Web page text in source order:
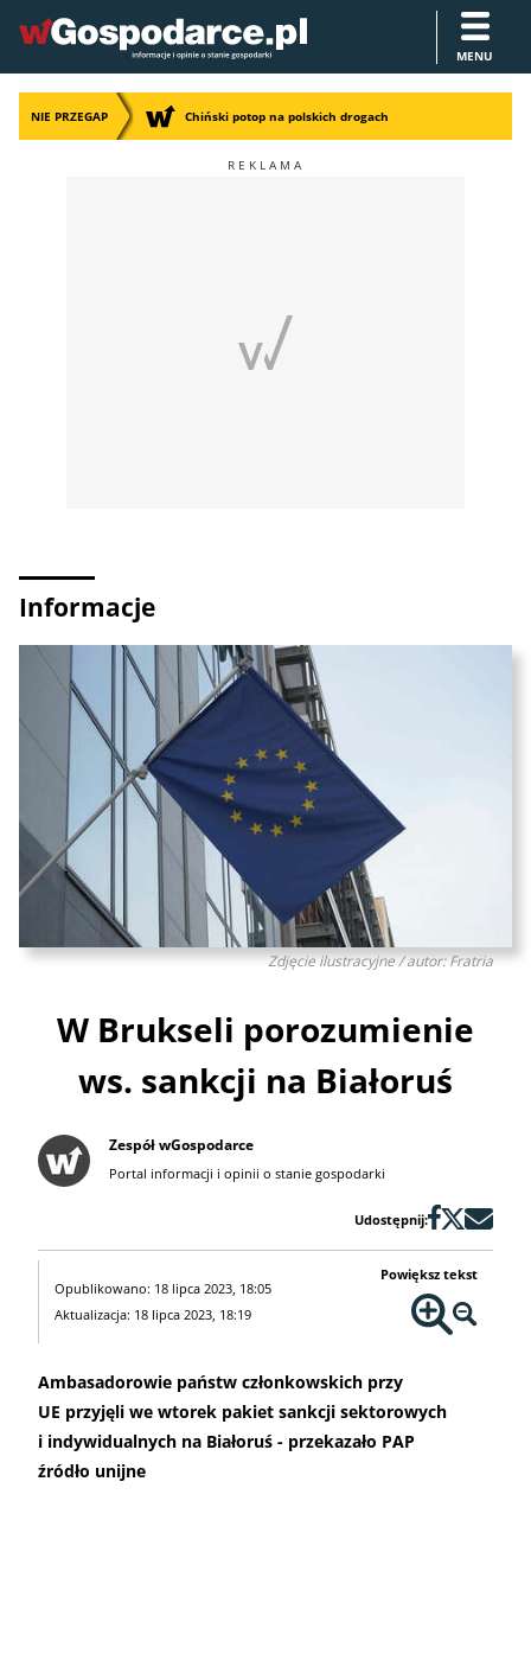
MENU
NIE PRZEGAP Chiński potop na polskich drogach
Informacje
Zdjęcie ilustracyjne / autor: Fratria
W Brukseli porozumienie
ws. sankcji na Białoruś
Zespół wGospodarce
Portal informacji i opinii o stanie gospodarki
Udostępnij:
Opublikowano: 18 lipca 2023, 18:05
Aktualizacja: 18 lipca 2023, 18:19
Powiększ tekst
Ambasadorowie państw członkowskich przy
UE przyjęli we wtorek pakiet sankcji sektorowych
i indywidualnych na Białoruś - przekazało PAP
źródło unijne